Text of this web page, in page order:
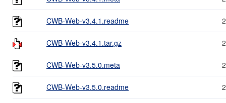
CWB-Web-v3.4.1.readme
CWB-Web-v3.4.1.tar.gz
CWB-Web-v3.5.0.meta
CWB-Web-v3.5.0.readme